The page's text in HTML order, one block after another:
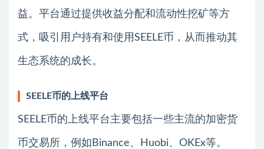
益。平台通过提供收益分配和流动性挖矿等方
式，吸引用户持有和使用SEELE币，从而推动其
生态系统的成长。
SEELE币的上线平台
SEELE币的上线平台主要包括一些主流的加密货
币交易所，例如Binance、Huobi、OKEx等。